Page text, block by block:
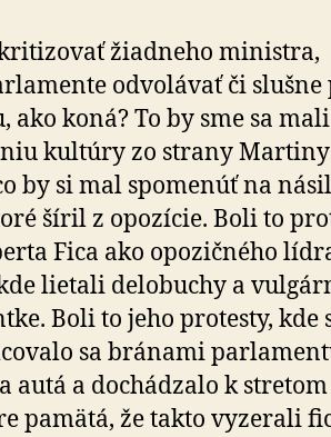
kritizovať žiadneho ministra,
odvo­lá­vať či
ako koná? To by sme sa
kul­túry zo strany
by si mal spo­me­núť na
šíril z opo­zí­cie. Boli to
Fica ako opo­zič­né­ho
lietali delo­buchy a
Boli to jeho protesty, kde
sa bránami
autá a do­chá­dzalo k
pamätá, že takto vyzerali